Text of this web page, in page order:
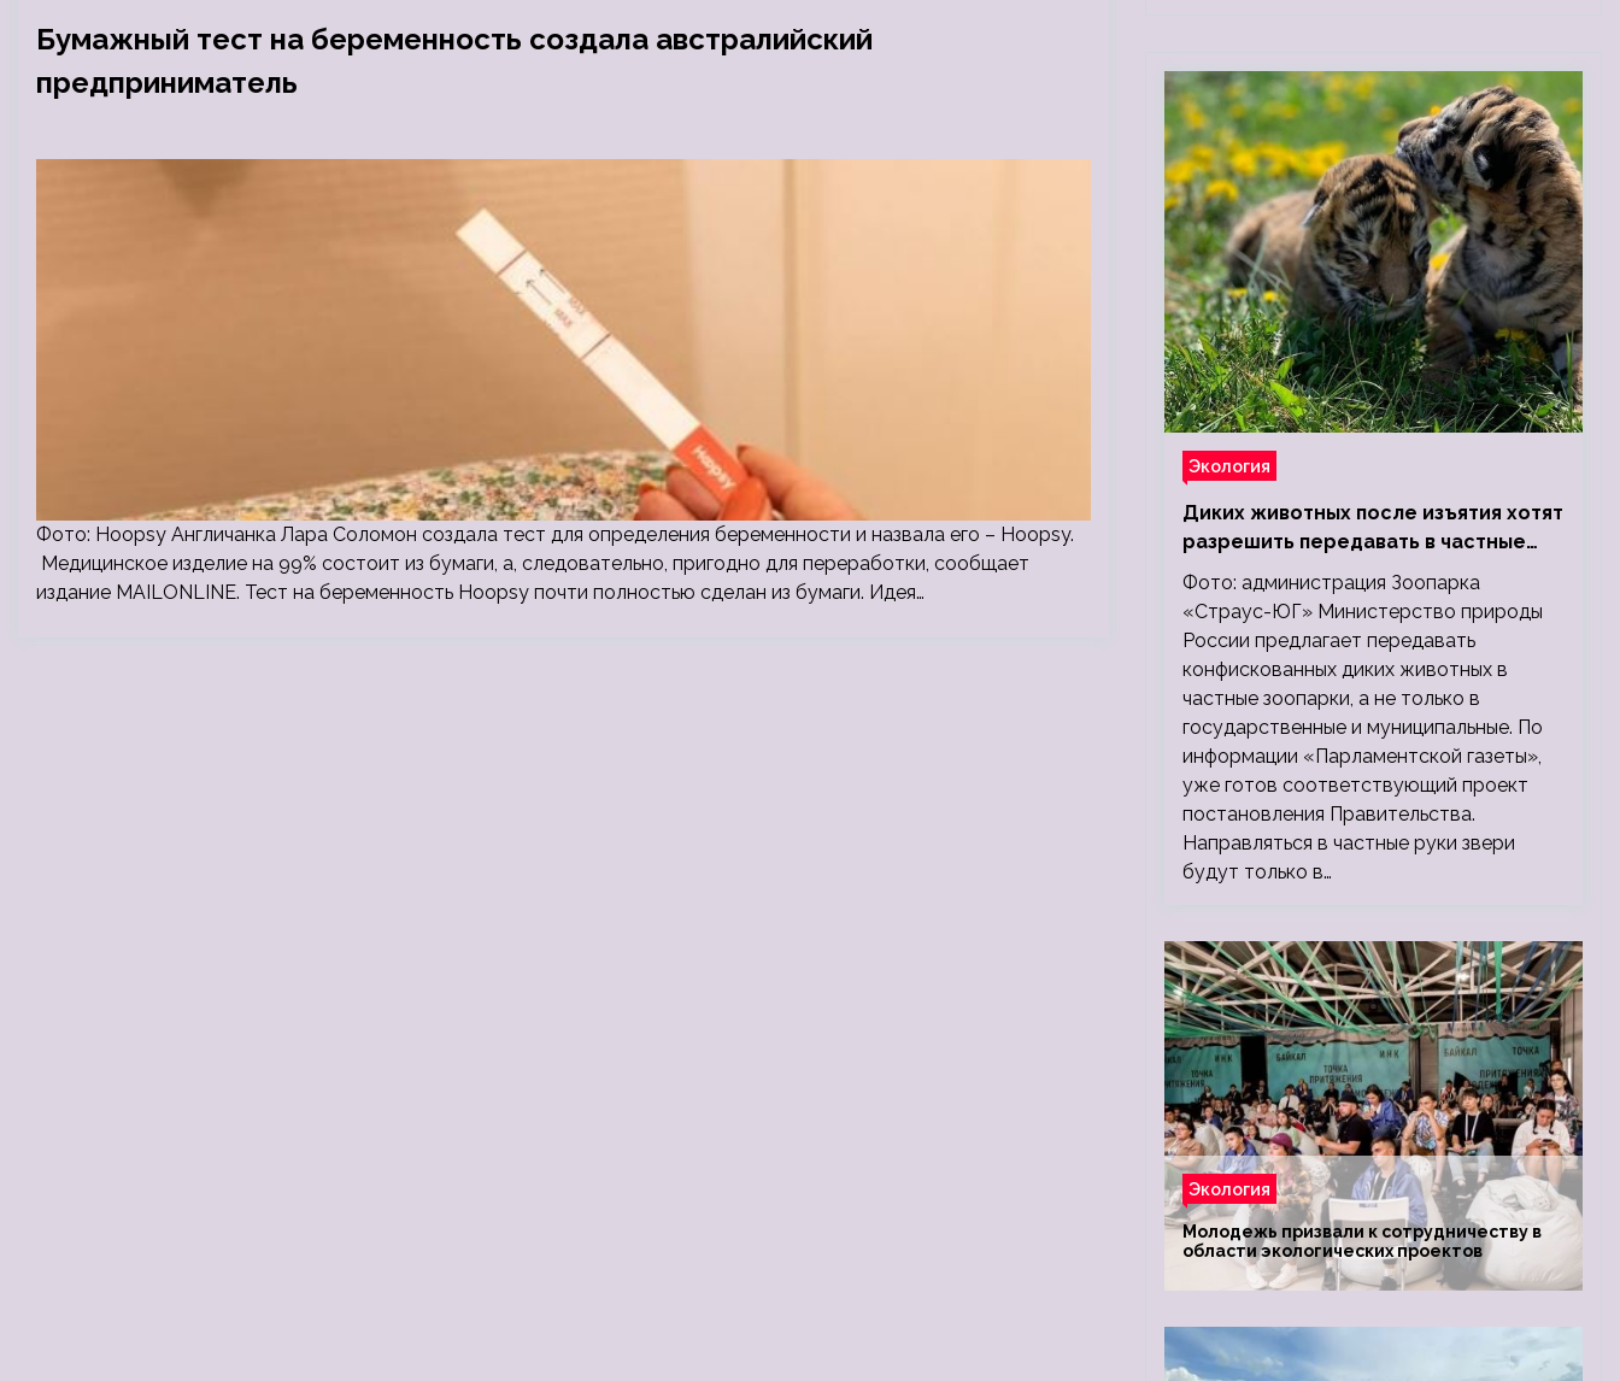
Бумажный тест на беременность создала австралийский
предприниматель
Фото: Hoopsy Англичанка Лара Соломон создала тест для определения беременности и назвала его – Hoopsy.
Медицинское изделие на 99% состоит из бумаги, а, следовательно, пригодно для переработки, сообщает
издание MAILONLINE. Тест на беременность Hoopsy почти полностью сделан из бумаги. Идея…
Экология
Диких животных после изъятия хотят
разрешить передавать в частные
зоопарки
Фото: администрация Зоопарка
«Страус-ЮГ» Министерство природы
России предлагает передавать
конфискованных диких животных в
частные зоопарки, а не только в
государственные и муниципальные. По
информации «Парламентской газеты»,
уже готов соответствующий проект
постановления Правительства.
Направляться в частные руки звери
будут только в…
Экология
Молодежь призвали к сотрудничеству в
области экологических проектов